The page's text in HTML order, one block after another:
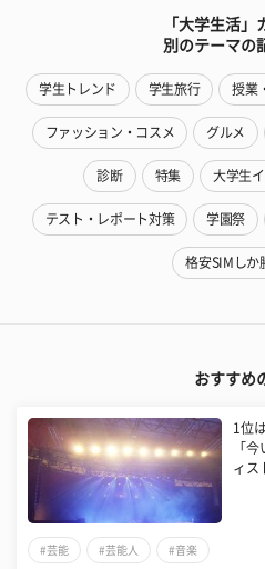
「大学生活」
別のテーマの
学生トレンド 学生旅行 授業
ファッション・コスメ グルメ
診断 特集 大学生
テスト・レポート対策 学園祭
格安SIMしか
おすすめ
1位
「
ィス
#芸能 #芸能人 #音楽